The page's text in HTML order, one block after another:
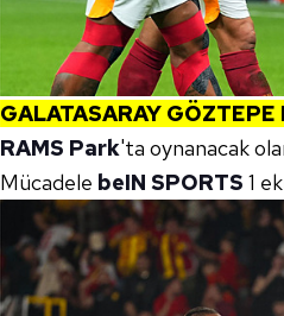
GALATASARAY GÖZTEPE
RAMS Park'ta oynanacak
Mücadele beIN SPORTS 1